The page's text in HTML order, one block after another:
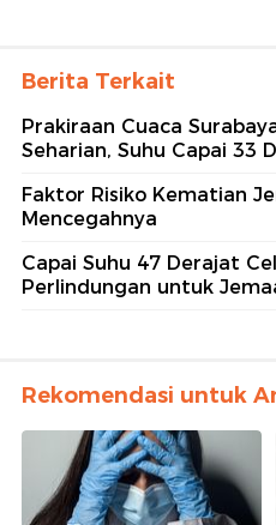
Berita Terkait
Prakiraan Cuaca
Seharian, Suhu Capai 33
Faktor Risiko Kematian
Mencegahnya
Capai Suhu 47 Derajat
Perlindungan untuk
Rekomendasi untuk